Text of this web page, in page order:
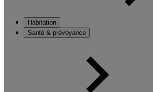
Habitation
Santé & prévoyance